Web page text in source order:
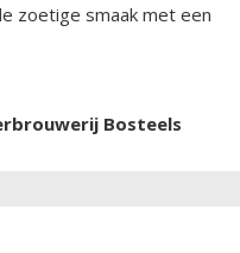
zoetige smaak met een
Bosteels